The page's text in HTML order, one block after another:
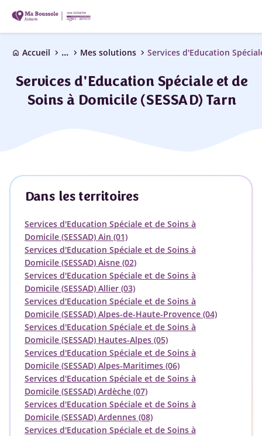
home Accueil chevron_right ... chevron_right Mes solutions chevron_right
Services d'Education Spéciale et de
Soins à Domicile (SESSAD) Tarn
Dans les territoires
Services d'Education Spéciale et de Soins à
Domicile (SESSAD) Ain (01)
Services d'Education Spéciale et de Soins à
Domicile (SESSAD) Aisne (02)
Services d'Education Spéciale et de Soins à
Domicile (SESSAD) Allier (03)
Services d'Education Spéciale et de Soins à
Domicile (SESSAD) Alpes-de-Haute-Provence (04)
Services d'Education Spéciale et de Soins à
Domicile (SESSAD) Hautes-Alpes (05)
Services d'Education Spéciale et de Soins à
Domicile (SESSAD) Alpes-Maritimes (06)
Services d'Education Spéciale et de Soins à
Domicile (SESSAD) Ardèche (07)
Services d'Education Spéciale et de Soins à
Domicile (SESSAD) Ardennes (08)
Services d'Education Spéciale et de Soins à